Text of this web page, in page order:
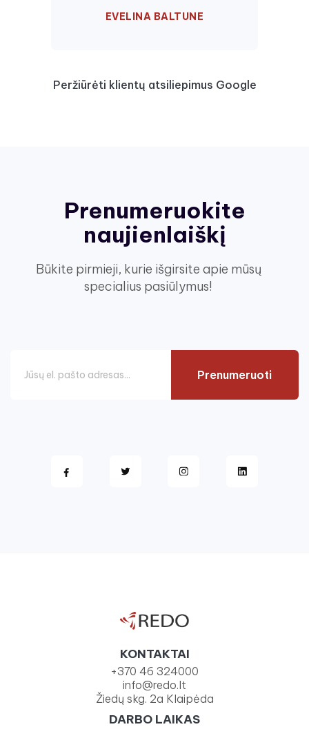
EVELINA BALTUNE
Peržiūrėti klientų atsiliepimus Google
Prenumeruokite
naujienlaiškį
Būkite pirmieji, kurie išgirsite apie mūsų
specialius pasiūlymus!
Prenumeruoti
KONTAKTAI
+370 46 324000
info@redo.lt
Žiedų skg. 2a Klaipėda
DARBO LAIKAS